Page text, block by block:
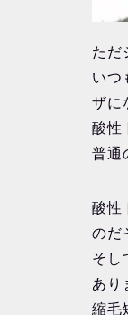
ただ
いつ
ザに
酸性
普通
酸性
のだ
そし
あり
縮毛